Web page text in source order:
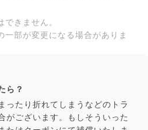
きません。
部が変更になる場合がありま
ら？
ったり折れてしまうなどのトラ
がございます。もしそういった